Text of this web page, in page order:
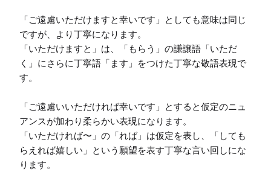
「ご遠慮いただけますと幸いです」としても意味は同じ
ですが、より丁寧になります。
「いただけますと」は、「もらう」の謙譲語「いただ
く」にさらに丁寧語「ます」をつけた丁寧な敬語表現で
す。
「ご遠慮いいただければ幸いです」とすると仮定のニュ
アンスが加わり柔らかい表現になります。
「いただければ〜」の「れば」は仮定を表し、「しても
らえれば嬉しい」という願望を表す丁寧な言い回しにな
ります。